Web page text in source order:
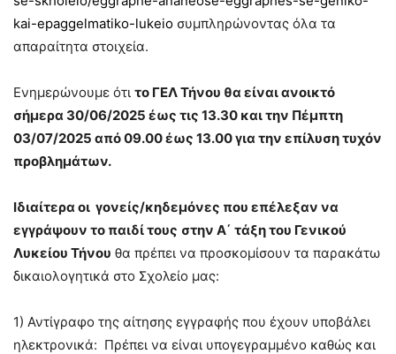
kai-epaggelmatiko-lukeio συμπληρώνοντας όλα τα
απαραίτητα στοιχεία.
Ενημερώνουμε ότι το ΓΕΛ Τήνου θα είναι ανοικτό
σήμερα 30/06/2025 έως τις 13.30 και την Πέμπτη
03/07/2025 από 09.00 έως 13.00 για την επίλυση τυχόν
προβλημάτων.
Ιδιαίτερα οι γονείς/κηδεμόνες που επέλεξαν να
εγγράψουν το παιδί τους στην Α΄ τάξη του Γενικού
Λυκείου Τήνου θα πρέπει να προσκομίσουν τα παρακάτω
δικαιολογητικά στο Σχολείο μας:
1) Αντίγραφο της αίτησης εγγραφής που έχουν υποβάλει
ηλεκτρονικά: Πρέπει να είναι υπογεγραμμένο καθώς και